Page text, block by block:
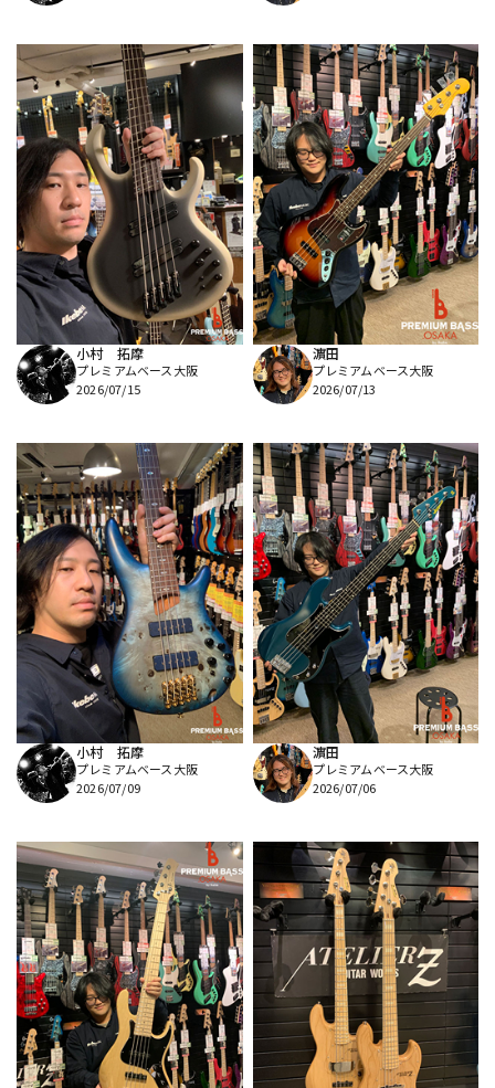
小村 拓摩
プレミアムベース大阪
2026/07/15
濵田
プレミアムベース大阪
2026/07/13
小村 拓摩
プレミアムベース大阪
2026/07/09
濵田
プレミアムベース大阪
2026/07/06